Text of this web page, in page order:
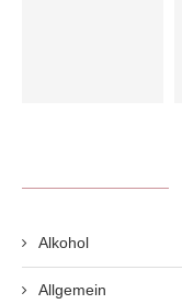
Alkohol
Allgemein